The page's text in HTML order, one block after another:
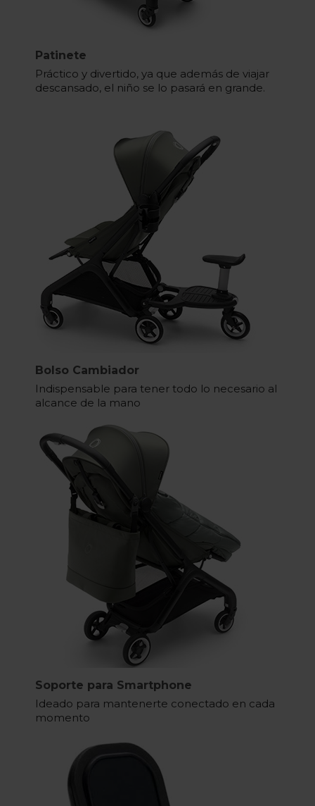
Patinete
Práctico y divertido, ya que además de viajar
descansado, el niño se lo pasará en grande.
Bolso Cambiador
Indispensable para tener todo lo necesario al
alcance de la mano
Soporte para Smartphone
Ideado para mantenerte conectado en cada
momento